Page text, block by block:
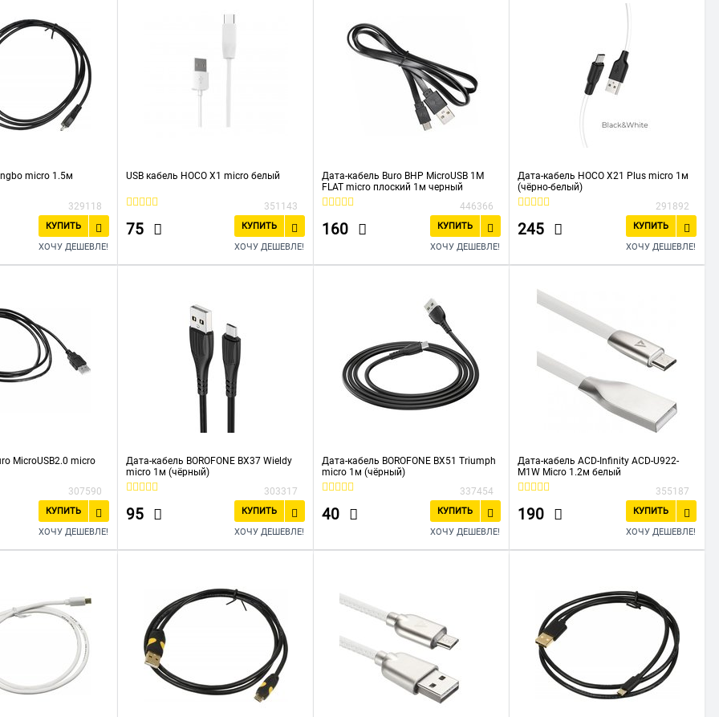
micro 1.5м
329118
КУПИТЬ
ХОЧУ ДЕШЕВЛЕ!
USB кабель HOCO X1 micro белый
351143
75
КУПИТЬ
ХОЧУ ДЕШЕВЛЕ!
Дата-кабель Buro BHP MicroUSB 1M
FLAT micro плоский 1м черный
446366
160
КУПИТЬ
ХОЧУ ДЕШЕВЛЕ!
Дата-кабель HOCO X21 Plus micro 1м
(чёрно-белый)
291892
245
КУПИТЬ
ХОЧУ ДЕШЕВЛЕ!
MicroUSB2.0 micro
307590
КУПИТЬ
ХОЧУ ДЕШЕВЛЕ!
Дата-кабель BOROFONE BX37 Wieldy
micro 1м (чёрный)
303317
95
КУПИТЬ
ХОЧУ ДЕШЕВЛЕ!
Дата-кабель BOROFONE BX51 Triumph
micro 1м (чёрный)
337454
40
КУПИТЬ
ХОЧУ ДЕШЕВЛЕ!
Дата-кабель ACD-Infinity ACD-U922-
M1W Micro 1.2м белый
355187
190
КУПИТЬ
ХОЧУ ДЕШЕВЛЕ!